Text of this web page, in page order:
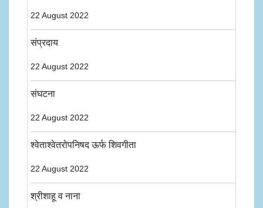
22 August 2022
संप्रदाय
22 August 2022
संघटना
22 August 2022
श्वेताश्वेतरोपनिषद ऊर्फ शिवगीता
22 August 2022
श्रीशाहू व नाना